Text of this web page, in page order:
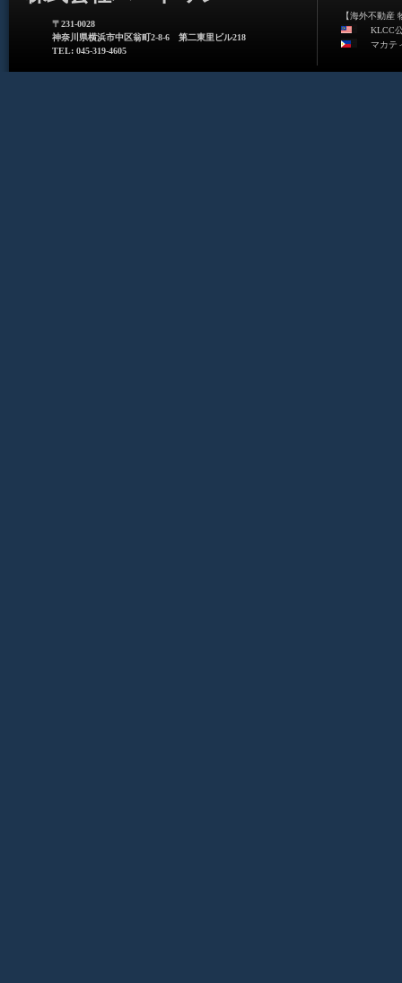
〒231-0028
神奈川県横浜市中区翁町2-8-6 第二東里ビル218
TEL: 045-319-4605
【海外不動産
KLCC
マカテ